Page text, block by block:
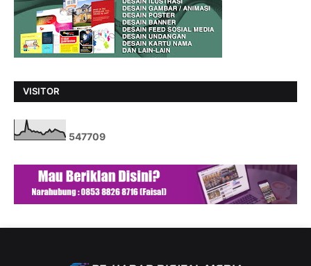
VISITOR
547709